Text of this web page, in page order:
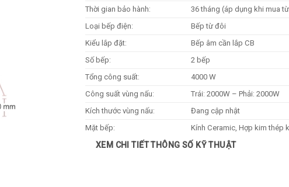
Thời gian bảo hành:
36 tháng (áp dụng khi mua
Loại bếp điện:
Bếp từ đôi
Kiểu lắp đặt:
Bếp âm cần lắp CB
Số bếp:
2 bếp
Tổng công suất:
4000 W
Công suất vùng nấu:
Trái: 2000W – Phải: 2000W
Kích thước vùng nấu:
Đang cập nhật
Mặt bếp:
Kính Ceramic, Hợp kim thép
Bảng điều khiển:
Cảm ứng
XEM CHI TIẾT THÔNG SỐ KỸ THUẬT